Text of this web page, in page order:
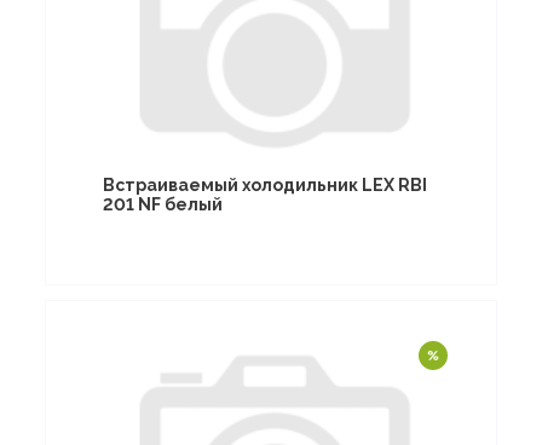
Встраиваемый холодильник LEX RBI
201 NF белый